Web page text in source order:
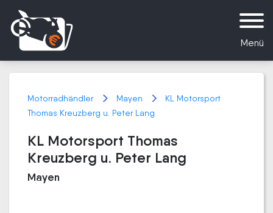
Menü
Motorradhändler Mayen
KL Motorsport
Thomas Kreuzberg u. Peter Lang
KL Motorsport Thomas
Kreuzberg u. Peter Lang
Mayen